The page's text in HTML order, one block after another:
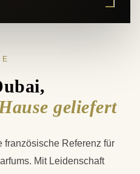
geliefert
französische Referenz für
Mit Leidenschaft